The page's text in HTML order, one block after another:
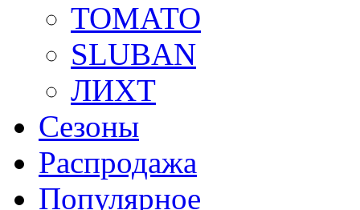
ТОМАТО
SLUBAN
ЛИХТ
Сезоны
Распродажа
Популярное